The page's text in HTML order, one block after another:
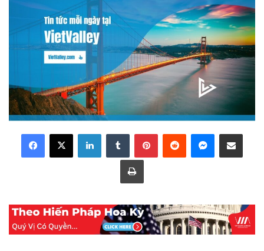
LinkedInTumblr PinterestReddit Messenger
Share via Email
Print